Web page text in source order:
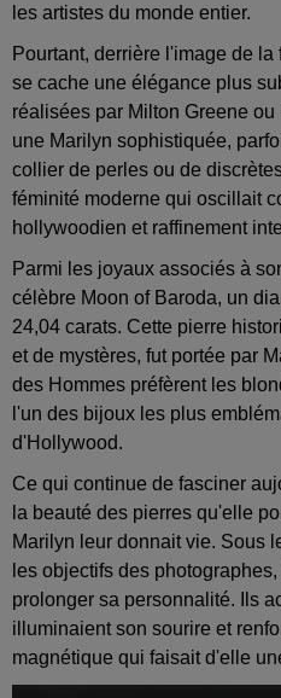
les artistes du monde entier.
Pourtant, derrière l'image de
se cache une élégance plus
réalisées par Milton Greene
une Marilyn sophistiquée,
collier de perles ou de
féminité moderne qui oscillait
hollywoodien et raffinement
Parmi les joyaux associés à
célèbre Moon of Baroda, un
24,04 carats. Cette pierre
et de mystères, fut portée par
des Hommes préfèrent les
l'un des bijoux les plus
d'Hollywood.
Ce qui continue de fasciner
la beauté des pierres qu'elle
Marilyn leur donnait vie. Sous
les objectifs des
prolonger sa personnalité. Ils
illuminaient son sourire et
magnétique qui faisait d'elle